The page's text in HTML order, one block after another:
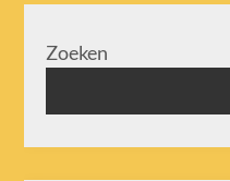
Zoeken